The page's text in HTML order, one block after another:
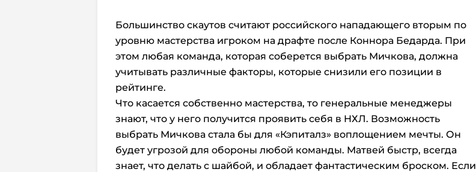
Большинство скаутов считают российского нападающего вторым по
уровню мастерства игроком на драфте после Коннора Бедарда. При
этом любая команда, которая соберется выбрать Мичкова, должна
учитывать различные факторы, которые снизили его позиции в
рейтинге.
Что касается собственно мастерства, то генеральные менеджеры
знают, что у него получится проявить себя в НХЛ. Возможность
выбрать Мичкова стала бы для «Кэпиталз» воплощением мечты. Он
будет угрозой для обороны любой команды. Матвей быстр, всегда
знает, что делать с шайбой, и обладает фантастическим броском. Если